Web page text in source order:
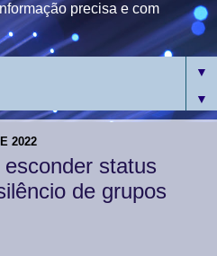
precisa e com
▼
▼
2022
status
de grupos